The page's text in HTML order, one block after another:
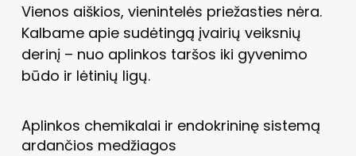
Vienos aiškios, vienintelės priežasties nėra.
Kalbame apie sudėtingą įvairių veiksnių
derinį – nuo aplinkos taršos iki gyvenimo
būdo ir lėtinių ligų.
Aplinkos chemikalai ir endokrininę sistemą
ardančios medžiagos